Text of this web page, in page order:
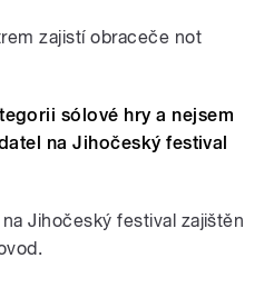
zajistí obraceče not
sólové hry a nejsem
na Jihočeský festival
Jihočeský festival zajištěn